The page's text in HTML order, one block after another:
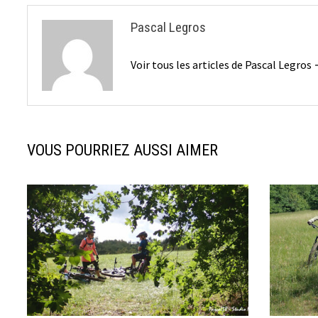
Pascal Legros
Voir tous les articles de Pascal Legros
VOUS POURRIEZ AUSSI AIMER